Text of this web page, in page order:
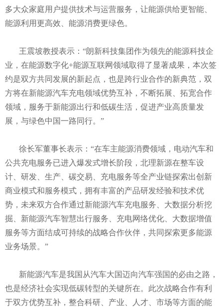
多大众家庭用户提供技术与运营服务，让能源供给更智能、
能源利用更高效、能源消费更绿色。
王震坡教授表示：“朗新科技集团作为领先的能源科技企
业，在能源数字化+能源互联网领域取得了显著成果，本次签
约是双方共同发展的新起点，也是跨行业合作的新典范，双
方将在新能源汽车充电领域优势互补，不断拓展、拓宽合作
领域，服务于新能源出行和低碳生活，促进产业高质量发
展，与绿色中国一路同行。”
徐长军董事长表示：“在车主能源消费领域，电动汽车和
公共充电服务已进入爆发式增长阶段，北理新源在整车设
计、研发、生产、碳交易、充电服务等全产业链探索出创新
商业模式和服务模式，拥有丰富的产品研发经验和技术优
势，未来双方合作通过新能源汽车充电服务、大数据分析挖
掘、新能源汽车智慧出行服务、充电网络优化、大数据增值
服务等方面结成可持续的战略合作伙伴，共同探索更多能源
业务场景。”
新能源汽车是我国从汽车大国迈向汽车强国的必由之路，
也是经济社会实现低碳转型的关键所在。此次战略合作有利
于双方优势互补，整合科研、产业、人才、市场等方面的能